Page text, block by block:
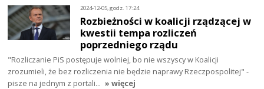
2024-12-05, godz. 17:24
Rozbieżności w koalicji rządzącej w
kwestii tempa rozliczeń
poprzedniego rządu
"Rozliczanie PiS postępuje wolniej, bo nie wszyscy w Koalicji
zrozumieli, że bez rozliczenia nie będzie naprawy Rzeczpospolitej" -
pisze na jednym z portali… » więcej